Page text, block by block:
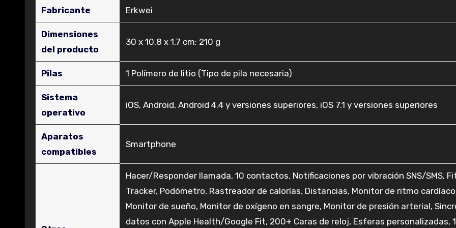
Fabricante ‎Erkwei
Dimensiones
del producto
‎30 x 10,8 x 1,7 cm; 210 g
Pilas ‎1 Polímero de litio (Tipo de pila necesaria)
Sistema
operativo
‎iOS, Android, Android 4.4 y versiones superiores, iOS 7.1 y versiones superiores
Aparatos
compatibles
‎Smartphone
‎Hacer/Responder llamada, 10 contactos, Notificaciones por vibración SNS/SMS,
Tracker, Podómetro, Rastreador de calorías, Distancias, Monitor de ritmo
Monitor de sueño, Monitor de oxígeno en sangre, Monitor de presión arterial,
datos con Apple Health/Google Fit, 200+ Caras de reloj, Esferas personalizadas,